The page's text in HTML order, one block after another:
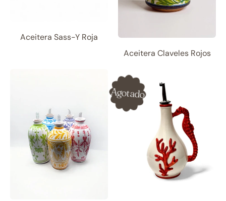
Aceitera Sass-Y Roja
Aceitera Claveles Rojos
Agotado